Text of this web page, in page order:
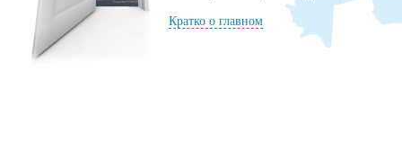
Кратко о главном